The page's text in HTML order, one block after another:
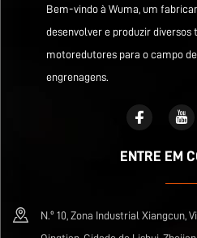
Bem-vindo à Wuma, um
desenvolver e produzir diversos
motoredutores para o campo
engrenagens.
ENTRE EM
N.º 10, Zona Industrial Xiangcun,